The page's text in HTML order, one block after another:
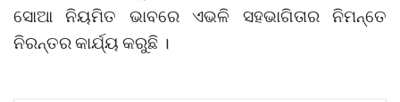
ସୋଆ ନିୟମିତ ଭାବରେ ଏଭଳି ସହଭାଗିତାର ନିମନ୍ତେ
ନିରନ୍ତର କାର୍ଯ୍ୟ କରୁଛି ।